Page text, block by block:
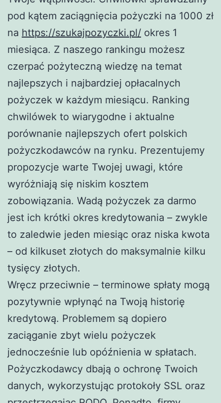
pod kątem zaciągnięcia pożyczki na 1000 zł
na https://szukajpozyczki.pl/ okres 1
miesiąca. Z naszego rankingu możesz
czerpać pożyteczną wiedzę na temat
najlepszych i najbardziej opłacalnych
pożyczek w każdym miesiącu. Ranking
chwilówek to wiarygodne i aktualne
porównanie najlepszych ofert polskich
pożyczkodawców na rynku. Prezentujemy
propozycje warte Twojej uwagi, które
wyróżniają się niskim kosztem
zobowiązania. Wadą pożyczek za darmo
jest ich krótki okres kredytowania – zwykle
to zaledwie jeden miesiąc oraz niska kwota
– od kilkuset złotych do maksymalnie kilku
tysięcy złotych.
Wręcz przeciwnie – terminowe spłaty mogą
pozytywnie wpłynąć na Twoją historię
kredytową. Problemem są dopiero
zaciąganie zbyt wielu pożyczek
jednocześnie lub opóźnienia w spłatach.
Pożyczkodawcy dbają o ochronę Twoich
danych, wykorzystując protokoły SSL oraz